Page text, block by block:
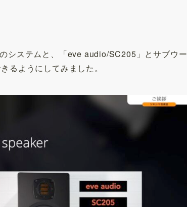
システムと、「eve audio/SC205」とサブウー
るようにしてみました。